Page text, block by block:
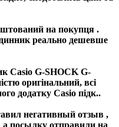
на покупця .
реально дешевше
Casio G-SHOCK G-
оригінальний, всі
додатку Casio підк..
негативный отзыв ,